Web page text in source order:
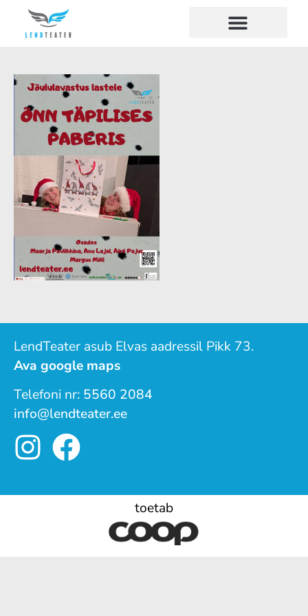
LendTeater asub Elvas aadressil Pikk 73.
Ava google maps
Telefoni nr: 5560 2084
info@lendteater.ee
toetab